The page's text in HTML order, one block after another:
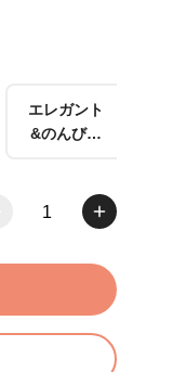
エレガント
&のんびり
1